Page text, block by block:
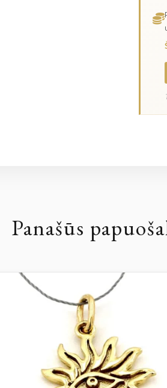
Panašūs